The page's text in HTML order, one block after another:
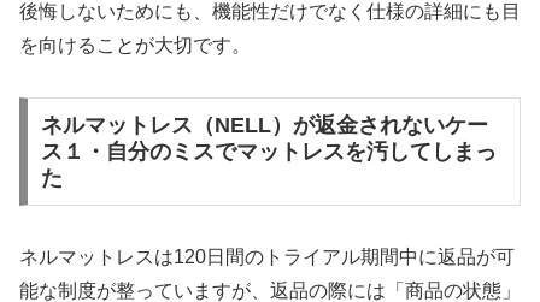
後悔しないためにも、機能性だけでなく仕様の詳細にも目
を向けることが大切です。
ネルマットレス（NELL）が返金されないケー
ス１・自分のミスでマットレスを汚してしまっ
た
ネルマットレスは120日間のトライアル期間中に返品が可
能な制度が整っていますが、返品の際には「商品の状態」